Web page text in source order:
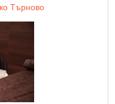
Търново